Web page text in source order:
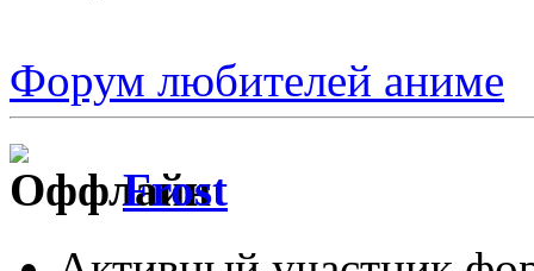
Форум любителей аниме
Frost